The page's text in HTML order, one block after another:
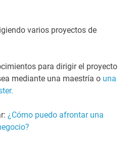
varios proyectos de
para dirigir el proyecto
mediante una maestría o una
¿Cómo puedo afrontar una